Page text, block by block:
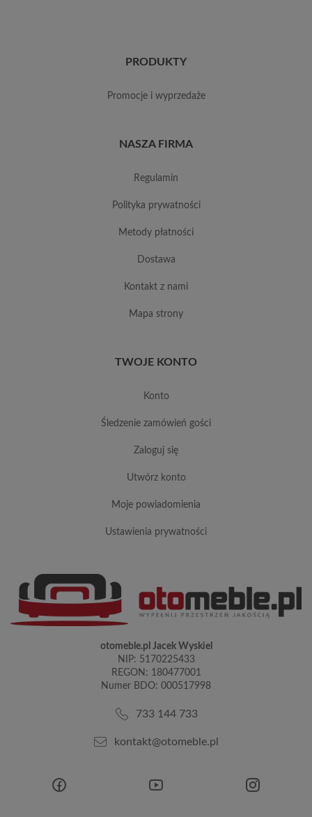
PRODUKTY
promocje i wyprzedaże
NASZA FIRMA
regulamin
polityka prywatności
metody płatności
dostawa
kontakt z nami
mapa strony
TWOJE KONTO
konto
śledzenie zamówień gości
zaloguj się
utwórz konto
moje powiadomienia
ustawienia prywatności
otomeble.pl Jacek Wyskiel
NIP: 5170225433
REGON: 180477001
Numer BDO: 000517998
733 144 733
kontakt@otomeble.pl